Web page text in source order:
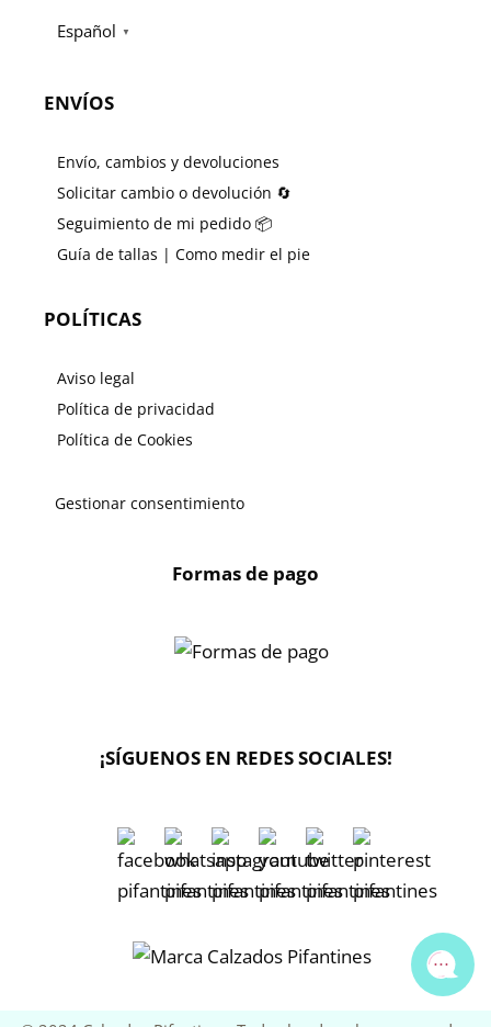
Español ▼
ENVÍOS
Envío, cambios y devoluciones
Solicitar cambio o devolución 🔄
Seguimiento de mi pedido 📦
Guía de tallas | Como medir el pie
POLÍTICAS
Aviso legal
Política de privacidad
Política de Cookies
Gestionar consentimiento
Formas de pago
¡SÍGUENOS EN REDES SOCIALES!
📞 Contactar Whatsapp
📧 Enviar mensaje
📦 Seguimiento de mi pedido